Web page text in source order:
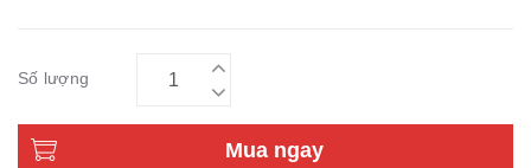
Số lượng
Mua ngay